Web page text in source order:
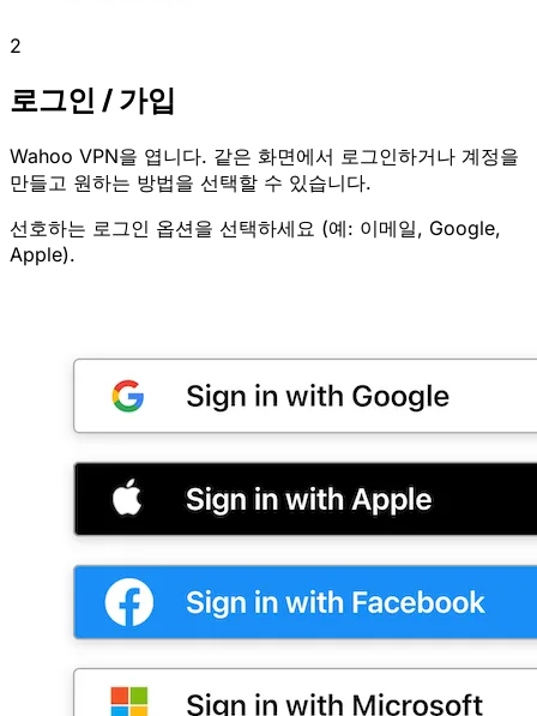
2
로그인 / 가입
Wahoo VPN을 엽니다. 같은 화면에서 로그인하거나 계정을
만들고 원하는 방법을 선택할 수 있습니다.
선호하는 로그인 옵션을 선택하세요 (예: 이메일, Google,
Apple).